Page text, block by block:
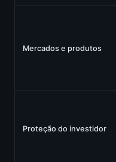
Mercados e produtos
Proteção do investidor